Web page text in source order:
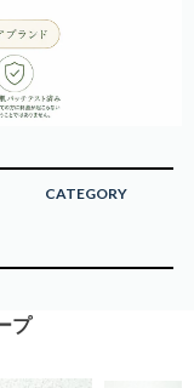
CATEGORY
プ